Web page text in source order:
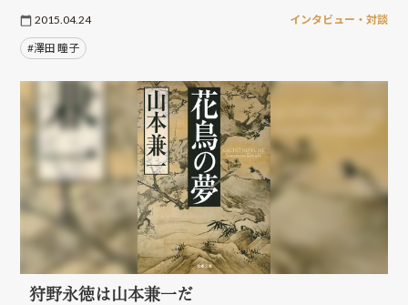
2015.04.24 インタビュー・対談
#澤田 瞳子
狩野永徳は山本兼一だ